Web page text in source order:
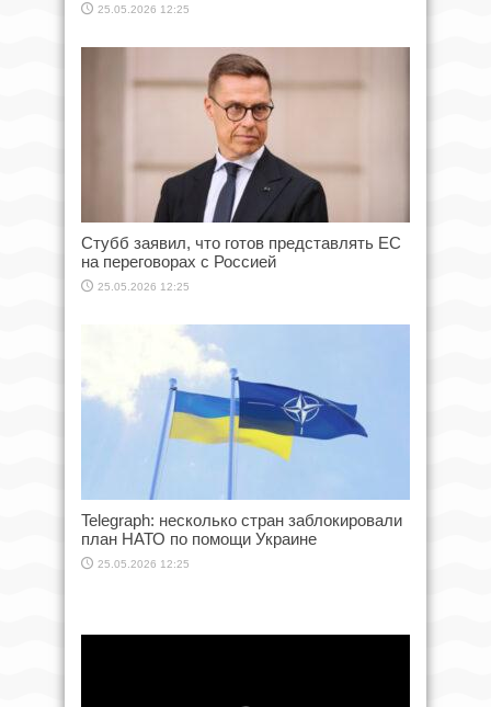
25.05.2026 12:25
Стубб заявил, что готов представлять ЕС
на переговорах с Россией
25.05.2026 12:25
Telegraph: несколько стран заблокировали
план НАТО по помощи Украине
25.05.2026 12:25